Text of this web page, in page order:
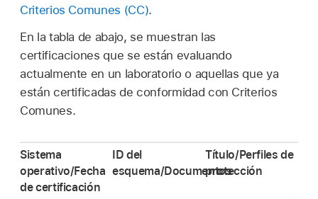
Criterios Comunes (CC).
En la tabla de abajo, se muestran las
certificaciones que se están evaluando
actualmente en un laboratorio o aquellas que ya
están certificadas de conformidad con Criterios
Comunes.
Sistema
operativo/Fecha
de certificación
ID del
esquema/Documentos
Título/Perfiles de
protección